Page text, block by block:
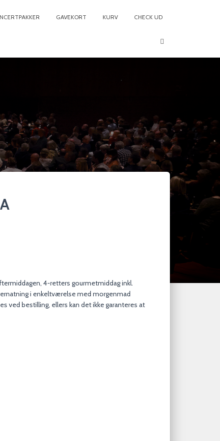
GAVEKORT KURV CHECK UD
4-retters gourmetmiddag inkl.
i enkeltværelse med morgenmad
ved bestilling, ellers kan det ikke garanteres at